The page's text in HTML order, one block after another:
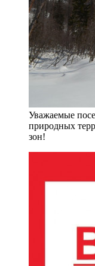
Уважаемые
природных
зон!